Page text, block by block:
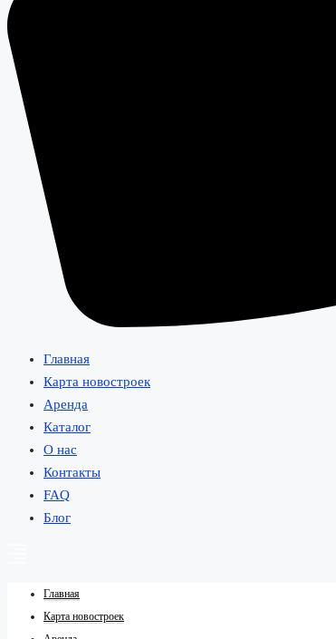
Главная
Карта новостроек
Аренда
Каталог
О нас
Контакты
FAQ
Блог
Главная
Карта новостроек